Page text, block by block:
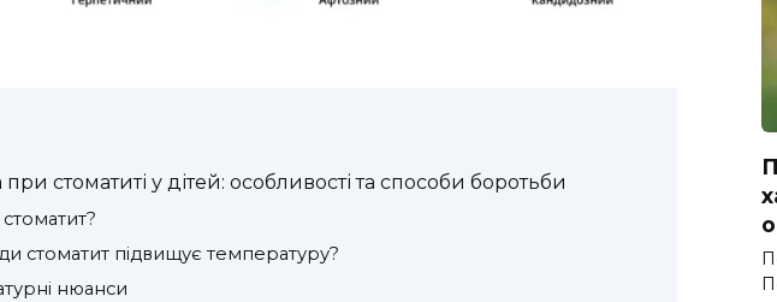
стоматиті у дітей: особливості та способи боротьби
стоматит підвищує температуру?
нюанси